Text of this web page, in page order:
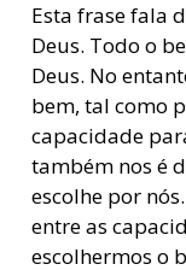
Esta frase fala
Deus. Todo o
Deus. No
bem, tal como
capacidade
também nos é
escolhe por
entre as
escolhermos o